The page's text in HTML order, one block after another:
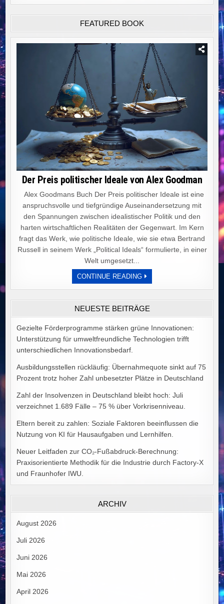
FEATURED BOOK
Der Preis politischer Ideale von Alex Goodman
Alex Goodmans Buch Der Preis politischer Ideale ist eine
anspruchsvolle und tiefgründige Auseinandersetzung mit
den Spannungen zwischen idealistischer Politik und den
harten wirtschaftlichen Realitäten der Gegenwart. Im Kern
fragt das Werk, wie politische Ideale, wie sie etwa Bertrand
Russell in seinem Werk „Political Ideals“ formulierte, in einer
Welt umgesetzt...
CONTINUE READINGDER
PREIS
POLITISCHER
VON
ALEX
GOODMAN
NEUESTE BEITRÄGE
Gezielte Förderprogramme stärken grüne Innovationen:
Unterstützung für umweltfreundliche Technologien trifft
unterschiedlichen Innovationsbedarf.
Ausbildungsstellen rückläufig: Übernahmequote sinkt auf 75
Prozent trotz hoher Zahl unbesetzter Plätze in Deutschland
Zahl der Insolvenzen in Deutschland bleibt hoch: Juli
verzeichnet 1.689 Fälle – 75 % über Vorkrisenniveau.
Eltern bereit zu zahlen: Soziale Faktoren beeinflussen die
Nutzung von KI für Hausaufgaben und Lernhilfen.
Neuer Leitfaden zur CO₂-Fußabdruck-Berechnung:
Praxisorientierte Methodik für die Industrie durch Factory-X
und Fraunhofer IWU.
ARCHIV
August 2026
Juli 2026
Juni 2026
Mai 2026
April 2026